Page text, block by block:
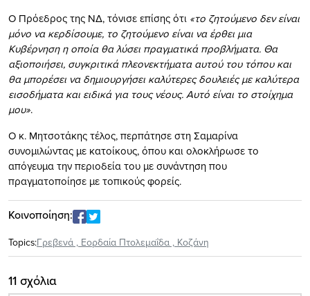
Ο Πρόεδρος της ΝΔ, τόνισε επίσης ότι «το ζητούμενο δεν είναι
μόνο να κερδίσουμε, το ζητούμενο είναι να έρθει μια
Κυβέρνηση η οποία θα λύσει πραγματικά προβλήματα. Θα
αξιοποιήσει, συγκριτικά πλεονεκτήματα αυτού του τόπου και
θα μπορέσει να δημιουργήσει καλύτερες δουλειές με καλύτερα
εισοδήματα και ειδικά για τους νέους. Αυτό είναι το στοίχημα
μου».
Ο κ. Μητσοτάκης τέλος, περπάτησε στη Σαμαρίνα
συνομιλώντας με κατοίκους, όπου και ολοκλήρωσε το
απόγευμα την περιοδεία του με συνάντηση που
πραγματοποίησε με τοπικούς φορείς.
Κοινοποίηση:
Topics:Γρεβενά , Εορδαία Πτολεμαΐδα , Κοζάνη
11 σχόλια